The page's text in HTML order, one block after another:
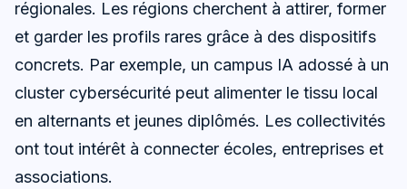
régionales. Les régions cherchent à attirer, former
et garder les profils rares grâce à des dispositifs
concrets. Par exemple, un campus IA adossé à un
cluster cybersécurité peut alimenter le tissu local
en alternants et jeunes diplômés. Les collectivités
ont tout intérêt à connecter écoles, entreprises et
associations.